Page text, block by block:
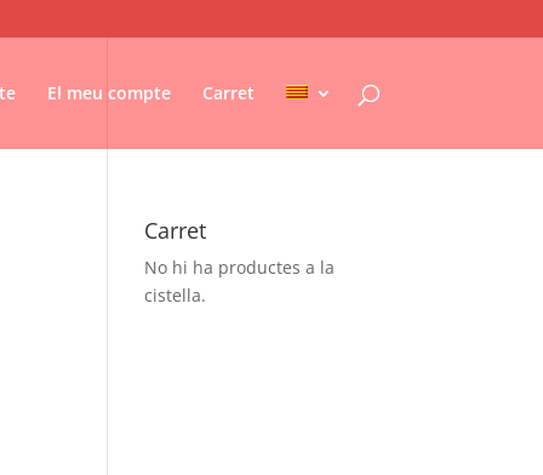
El meu compte Carret
Carret
No hi ha productes a la
cistella.